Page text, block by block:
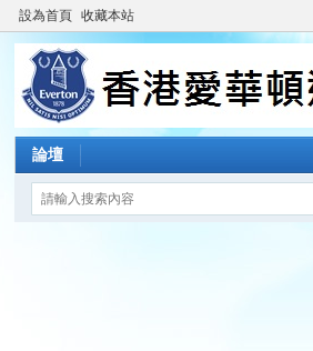
設為首頁 收藏本站
論壇